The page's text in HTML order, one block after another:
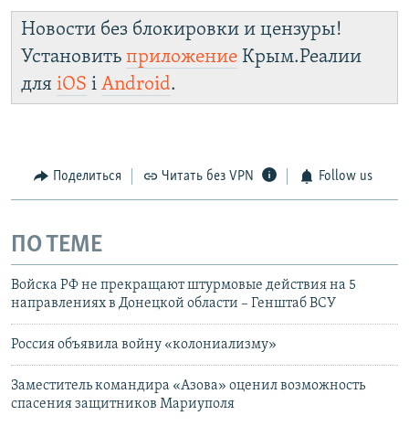
Новости без блокировки и цензуры!
Установить приложение Крым.Реалии
для iOS і Android.
Поделиться Читать без VPN Follow us
ПО ТЕМЕ
Войска РФ не прекращают штурмовые действия на 5
направлениях в Донецкой области – Генштаб ВСУ
Россия объявила войну «колониализму»
Заместитель командира «Азова» оценил возможность
спасения защитников Мариуполя